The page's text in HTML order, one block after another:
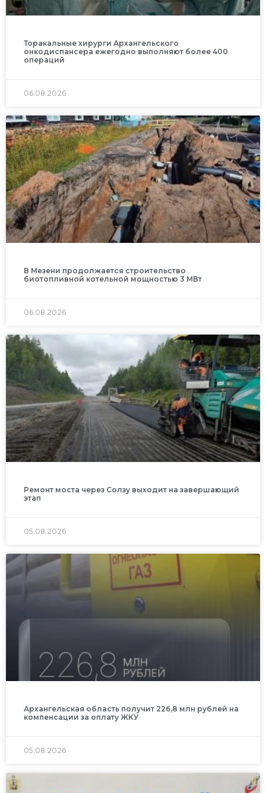
Торакальные хирурги Архангельского
онкодиспансера ежегодно выполняют более 400
операций
06.08.2026
В Мезени продолжается строительство
биотопливной котельной мощностью 3 МВт
06.08.2026
Ремонт моста через Солзу выходит на завершающий
этап
05.08.2026
Архангельская область получит 226,8 млн рублей на
компенсации за оплату ЖКУ
05.08.2026